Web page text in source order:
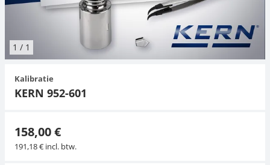
1 / 1
Kalibratie
KERN 952-601
158,00 €
191,18 € incl. btw.
Hangende weegschalen
Kraanweegschalen
Weegschaal inclusief software
Accessoires
Spannings- en compressiebelastingcellen
Trekapparaten
Externe verlichting
Toepassingen voor experts
Universele toepassingen
Kleurmeting